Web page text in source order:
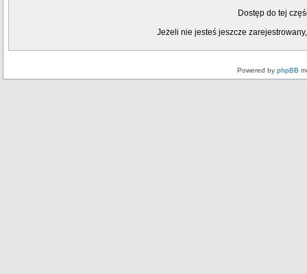
Dostęp do tej
Jeżeli nie jesteś jeszcze
Powered by phpBB